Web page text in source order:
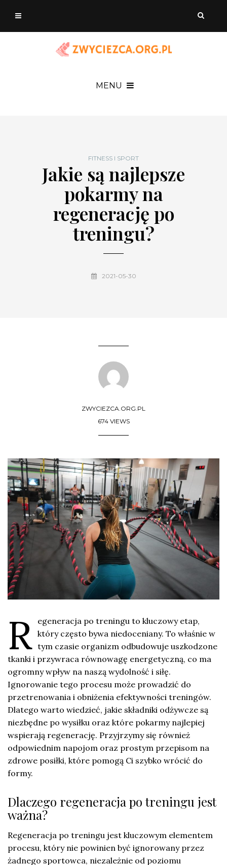
MENU
FITNESS I SPORT
Jakie są najlepsze
pokarmy na
regenerację po
treningu?
2021-05-30
ZWYCIEZCA.ORG.PL
674 VIEWS
R egeneracja po treningu to kluczowy etap,
który często bywa niedoceniany. To właśnie w
tym czasie organizm odbudowuje uszkodzone
tkanki i przywraca równowagę energetyczną, co ma
ogromny wpływ na naszą wydolność i siłę.
Ignorowanie tego procesu może prowadzić do
przetrenowania i obniżenia efektywności treningów.
Dlatego warto wiedzieć, jakie składniki odżywcze są
niezbędne po wysiłku oraz które pokarmy najlepiej
wspierają regenerację. Przyjrzymy się również
odpowiednim napojom oraz prostym przepisom na
zdrowe posiłki, które pomogą Ci szybko wrócić do
formy.
Dlaczego regeneracja po treningu jest
ważna?
Regeneracja po treningu jest kluczowym elementem
procesu, który nie powinien być ignorowany przez
żadnego sportowca, niezależnie od poziomu